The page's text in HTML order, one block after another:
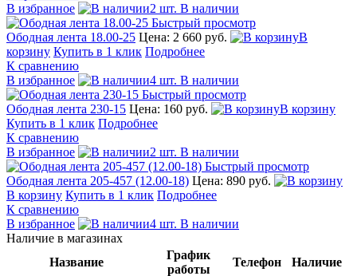
В избранное
2 шт. В наличии
Быстрый просмотр
Ободная лента 18.00-25 Цена: 2 660 руб.
В
корзину Купить в 1 клик Подробнее
К сравнению
В избранное
4 шт. В наличии
Быстрый просмотр
Ободная лента 230-15 Цена: 160 руб.
В корзину
Купить в 1 клик Подробнее
К сравнению
В избранное
2 шт. В наличии
Быстрый просмотр
Ободная лента 205-457 (12.00-18) Цена: 890 руб.
В корзину Купить в 1 клик Подробнее
К сравнению
В избранное
4 шт. В наличии
Наличие в магазинах
Название
График
работы
Телефон
Наличие